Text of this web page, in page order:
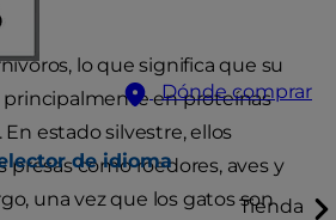
Dónde comprar
de idioma
Tienda
lo que significa que su
principalmente en proteínas
estado silvestre, ellos
como roedores, aves y
una vez que los gatos son